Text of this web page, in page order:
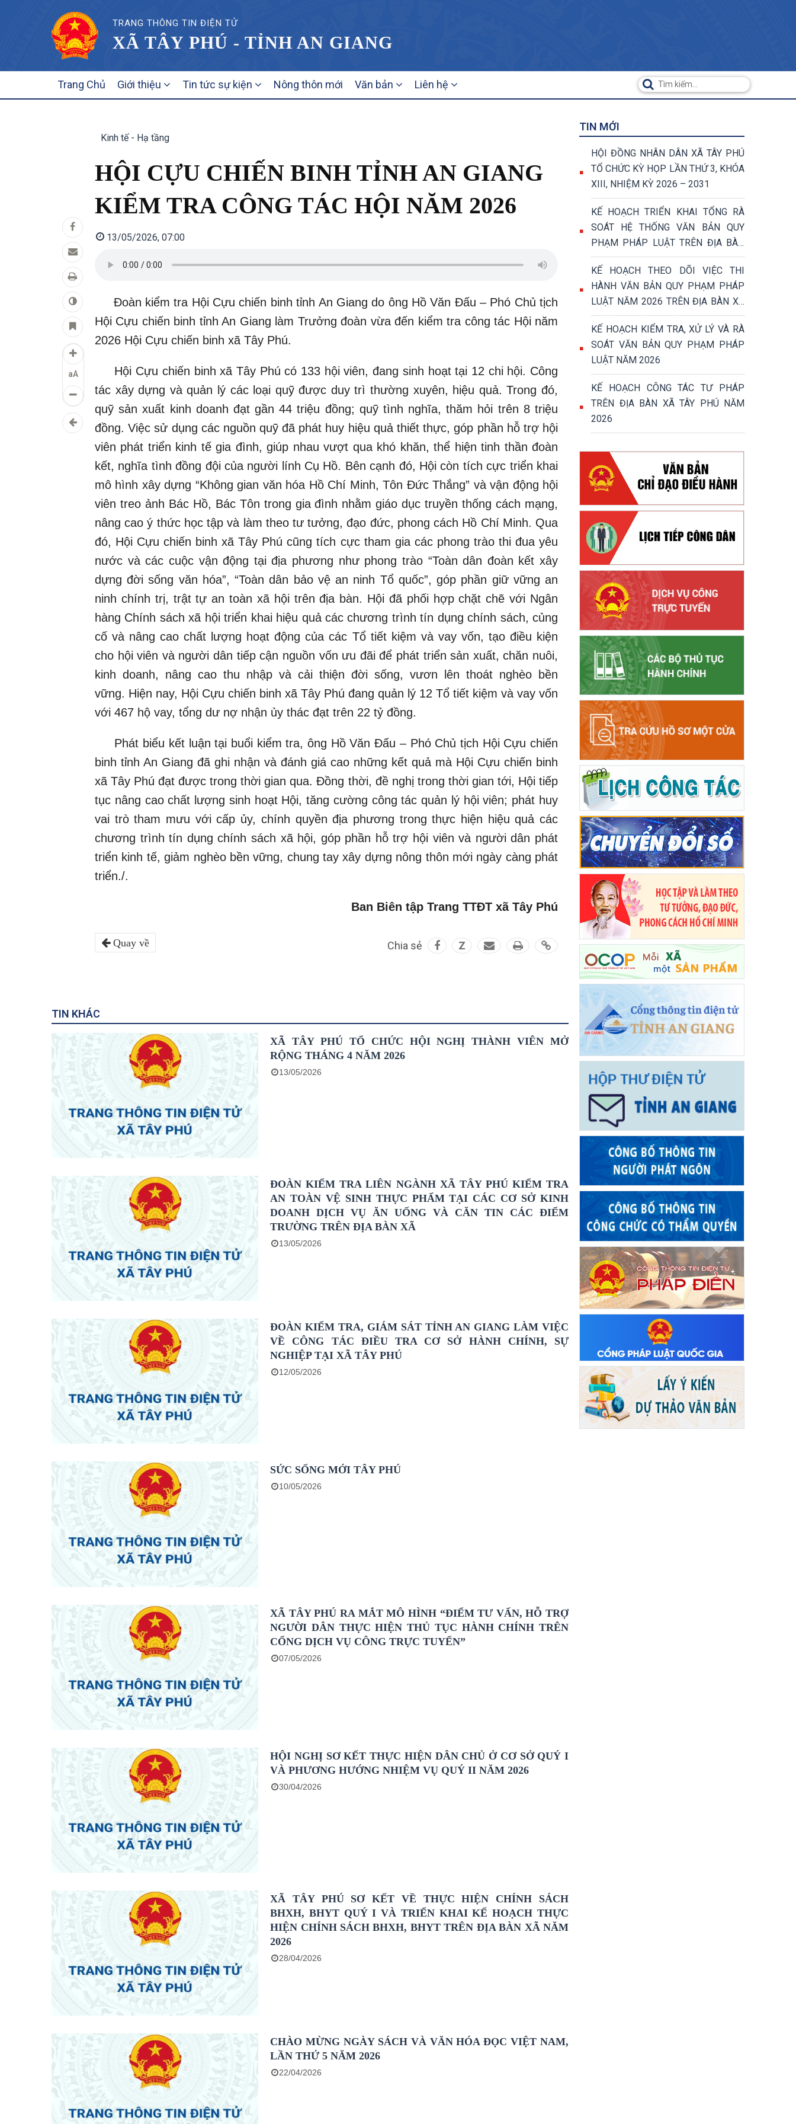
TRANG THÔNG TIN ĐIỆN TỬ
XÃ TÂY PHÚ - TỈNH AN GIANG
NAVIGATION
Trang Chủ Giới thiệu Tin tức sự kiện Nông thôn mới Văn bản Liên hệ
aA
Kinh tế - Hạ tầng
HỘI CỰU CHIẾN BINH TỈNH AN GIANG
KIỂM TRA CÔNG TÁC HỘI NĂM 2026
13/05/2026, 07:00
Đoàn kiểm tra Hội Cựu chiến binh tỉnh An Giang do ông Hồ Văn Đấu – Phó Chủ tịch
Hội Cựu chiến binh tỉnh An Giang làm Trưởng đoàn vừa đến kiểm tra công tác Hội năm
2026 Hội Cựu chiến binh xã Tây Phú.
Hội Cựu chiến binh xã Tây Phú có 133 hội viên, đang sinh hoạt tại 12 chi hội. Công
tác xây dựng và quản lý các loại quỹ được duy trì thường xuyên, hiệu quả. Trong đó,
quỹ sản xuất kinh doanh đạt gần 44 triệu đồng; quỹ tình nghĩa, thăm hỏi trên 8 triệu
đồng. Việc sử dụng các nguồn quỹ đã phát huy hiệu quả thiết thực, góp phần hỗ trợ hội
viên phát triển kinh tế gia đình, giúp nhau vượt qua khó khăn, thể hiện tinh thần đoàn
kết, nghĩa tình đồng đội của người lính Cụ Hồ. Bên cạnh đó, Hội còn tích cực triển khai
mô hình xây dựng “Không gian văn hóa Hồ Chí Minh, Tôn Đức Thắng” và vận động hội
viên treo ảnh Bác Hồ, Bác Tôn trong gia đình nhằm giáo dục truyền thống cách mạng,
nâng cao ý thức học tập và làm theo tư tưởng, đạo đức, phong cách Hồ Chí Minh. Qua
đó, Hội Cựu chiến binh xã Tây Phú cũng tích cực tham gia các phong trào thi đua yêu
nước và các cuộc vận động tại địa phương như phong trào “Toàn dân đoàn kết xây
dựng đời sống văn hóa”, “Toàn dân bảo vệ an ninh Tổ quốc”, góp phần giữ vững an
ninh chính trị, trật tự an toàn xã hội trên địa bàn. Hội đã phối hợp chặt chẽ với Ngân
hàng Chính sách xã hội triển khai hiệu quả các chương trình tín dụng chính sách, củng
cố và nâng cao chất lượng hoạt động của các Tổ tiết kiệm và vay vốn, tạo điều kiện
cho hội viên và người dân tiếp cận nguồn vốn ưu đãi để phát triển sản xuất, chăn nuôi,
kinh doanh, nâng cao thu nhập và cải thiện đời sống, vươn lên thoát nghèo bền
vững. Hiện nay, Hội Cựu chiến binh xã Tây Phú đang quản lý 12 Tổ tiết kiệm và vay vốn
với 467 hộ vay, tổng dư nợ nhận ủy thác đạt trên 22 tỷ đồng.
Phát biểu kết luận tại buổi kiểm tra, ông Hồ Văn Đấu – Phó Chủ tịch Hội Cựu chiến
binh tỉnh An Giang đã ghi nhận và đánh giá cao những kết quả mà Hội Cựu chiến binh
xã Tây Phú đạt được trong thời gian qua. Đồng thời, đề nghị trong thời gian tới, Hội tiếp
tục nâng cao chất lượng sinh hoạt Hội, tăng cường công tác quản lý hội viên; phát huy
vai trò tham mưu với cấp ủy, chính quyền địa phương trong thực hiện hiệu quả các
chương trình tín dụng chính sách xã hội, góp phần hỗ trợ hội viên và người dân phát
triển kinh tế, giảm nghèo bền vững, chung tay xây dựng nông thôn mới ngày càng phát
triển./.
Ban Biên tập Trang TTĐT xã Tây Phú
Quay về Chia sẻ Z
TIN KHÁC
XÃ TÂY PHÚ TỔ CHỨC HỘI NGHỊ THÀNH VIÊN MỞ
RỘNG THÁNG 4 NĂM 2026
13/05/2026
ĐOÀN KIỂM TRA LIÊN NGÀNH XÃ TÂY PHÚ KIỂM TRA
AN TOÀN VỆ SINH THỰC PHẨM TẠI CÁC CƠ SỞ KINH
DOANH DỊCH VỤ ĂN UỐNG VÀ CĂN TIN CÁC ĐIỂM
TRƯỜNG TRÊN ĐỊA BÀN XÃ
13/05/2026
ĐOÀN KIỂM TRA, GIÁM SÁT TỈNH AN GIANG LÀM VIỆC
VỀ CÔNG TÁC ĐIỀU TRA CƠ SỞ HÀNH CHÍNH, SỰ
NGHIỆP TẠI XÃ TÂY PHÚ
12/05/2026
SỨC SỐNG MỚI TÂY PHÚ
10/05/2026
XÃ TÂY PHÚ RA MẮT MÔ HÌNH “ĐIỂM TƯ VẤN, HỖ TRỢ
NGƯỜI DÂN THỰC HIỆN THỦ TỤC HÀNH CHÍNH TRÊN
CỔNG DỊCH VỤ CÔNG TRỰC TUYẾN”
07/05/2026
HỘI NGHỊ SƠ KẾT THỰC HIỆN DÂN CHỦ Ở CƠ SỞ QUÝ I
VÀ PHƯƠNG HƯỚNG NHIỆM VỤ QUÝ II NĂM 2026
30/04/2026
XÃ TÂY PHÚ SƠ KẾT VỀ THỰC HIỆN CHÍNH SÁCH
BHXH, BHYT QUÝ I VÀ TRIỂN KHAI KẾ HOẠCH THỰC
HIỆN CHÍNH SÁCH BHXH, BHYT TRÊN ĐỊA BÀN XÃ NĂM
2026
28/04/2026
CHÀO MỪNG NGÀY SÁCH VÀ VĂN HÓA ĐỌC VIỆT NAM,
LẦN THỨ 5 NĂM 2026
22/04/2026
TIN MỚI
HỘI ĐỒNG NHÂN DÂN XÃ TÂY PHÚ
TỔ CHỨC KỲ HỌP LẦN THỨ 3, KHÓA
XIII, NHIỆM KỲ 2026 – 2031
KẾ HOẠCH TRIỂN KHAI TỔNG RÀ
SOÁT HỆ THỐNG VĂN BẢN QUY
PHẠM PHÁP LUẬT TRÊN ĐỊA BÀN
XÃ TÂY PHÚ NĂM 2026
KẾ HOẠCH THEO DÕI VIỆC THI
HÀNH VĂN BẢN QUY PHẠM PHÁP
LUẬT NĂM 2026 TRÊN ĐỊA BÀN XÃ
TÂY PHÚ
KẾ HOẠCH KIỂM TRA, XỬ LÝ VÀ RÀ
SOÁT VĂN BẢN QUY PHẠM PHÁP
LUẬT NĂM 2026
KẾ HOẠCH CÔNG TÁC TƯ PHÁP
TRÊN ĐỊA BÀN XÃ TÂY PHÚ NĂM
2026